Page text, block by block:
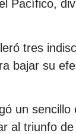
Pacífico,
tres
bajar su
un sencillo
al triunfo